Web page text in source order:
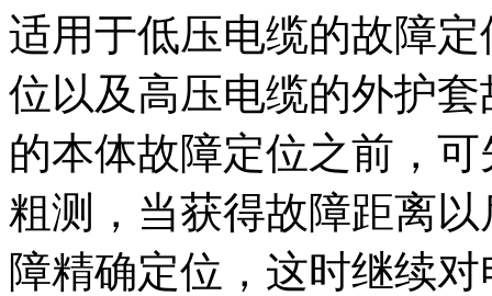
适用于低压电缆的故障
位以及高压电缆的外护
的本体故障定位之前，
粗测，当获得故障距离以
障精确定位，这时继续